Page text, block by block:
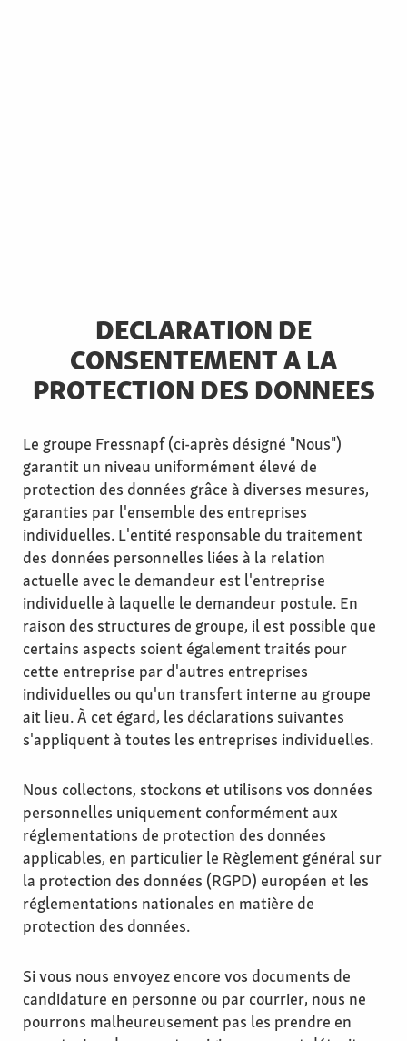
DECLARATION DE
CONSENTEMENT A LA
PROTECTION DES DONNEES
Le groupe Fressnapf (ci-après désigné "Nous")
garantit un niveau uniformément élevé de
protection des données grâce à diverses mesures,
garanties par l'ensemble des entreprises
individuelles. L'entité responsable du traitement
des données personnelles liées à la relation
actuelle avec le demandeur est l'entreprise
individuelle à laquelle le demandeur postule. En
raison des structures de groupe, il est possible que
certains aspects soient également traités pour
cette entreprise par d'autres entreprises
individuelles ou qu'un transfert interne au groupe
ait lieu. À cet égard, les déclarations suivantes
s'appliquent à toutes les entreprises individuelles.
Nous collectons, stockons et utilisons vos données
personnelles uniquement conformément aux
réglementations de protection des données
applicables, en particulier le Règlement général sur
la protection des données (RGPD) européen et les
réglementations nationales en matière de
protection des données.
Si vous nous envoyez encore vos documents de
candidature en personne ou par courrier, nous ne
pourrons malheureusement pas les prendre en